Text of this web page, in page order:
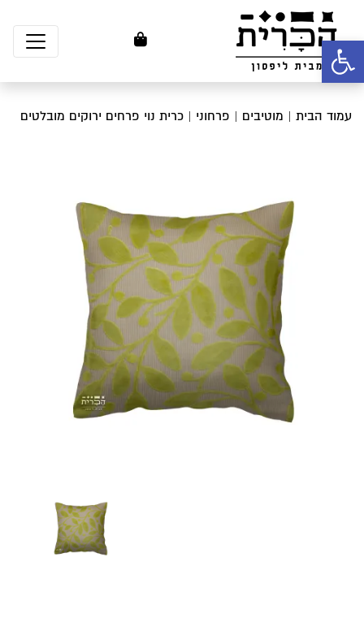
פתח סרגל נגישות
עמוד הבית | מוטיבים | פרחוני | כרית נוי פרחים ירוקים מובלטים